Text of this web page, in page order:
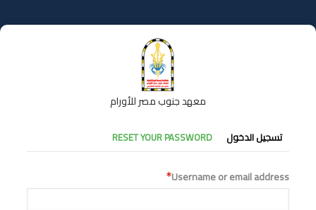
إلى
المحتوى
معهد جنوب مصر للأورام
التبويبات
الأساسية
تسجيل الدخول RESET YOUR PASSWORD
Username or email address